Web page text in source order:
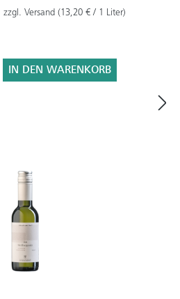
Versand (13,20 € / 1 Liter)
IN DEN WARENKORB